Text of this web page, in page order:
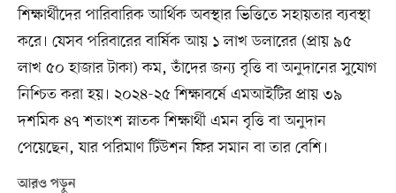
শিক্ষার্থীদের পারিবারিক আর্থিক অবস্থার ভিত্তিতে সহায়তার ব্যবস্থা
করে। যেসব পরিবারের বার্ষিক আয় ১ লাখ ডলারের (প্রায় ৯৫
লাখ ৫০ হাজার টাকা) কম, তাঁদের জন্য বৃত্তি বা অনুদানের সুযোগ
নিশ্চিত করা হয়। ২০২৪-২৫ শিক্ষাবর্ষে এমআইটির প্রায় ৩৯
দশমিক ৪৭ শতাংশ স্নাতক শিক্ষার্থী এমন বৃত্তি বা অনুদান
পেয়েছেন, যার পরিমাণ টিউশন ফির সমান বা তার বেশি।
আরও পড়ুন